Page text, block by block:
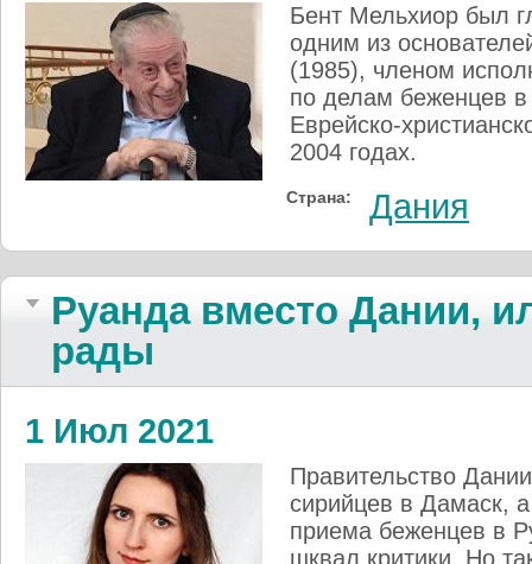
Бент Мельхиор был
одним из
(1985), членом
по делам беженцев
Еврейско-
2004 годах.
Страна: Дания
Руанда вместо Дании,
рады
1 Июл 2021
Правительство
сирийцев в Дамаск,
приема беженцев в
шквал критики. Но